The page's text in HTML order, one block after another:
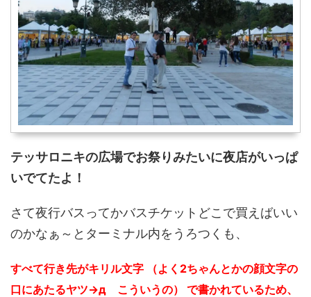
テッサロニキの広場でお祭りみたいに夜店がいっぱ
いでてたよ！
さて夜行バスってかバスチケットどこで買えばいい
のかなぁ～とターミナル内をうろつくも、
すべて行き先がキリル文字 （よく2ちゃんとかの顔文字の
口にあたるヤツ→д こういうの） で書かれているため、